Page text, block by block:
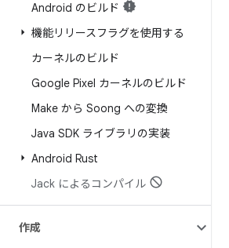
Android のビルド
機能リリースフラグを使用する
カーネルのビルド
Google Pixel カーネルのビルド
Make から Soong への変換
Java SDK ライブラリの実装
Android Rust
Jack によるコンパイル
作成